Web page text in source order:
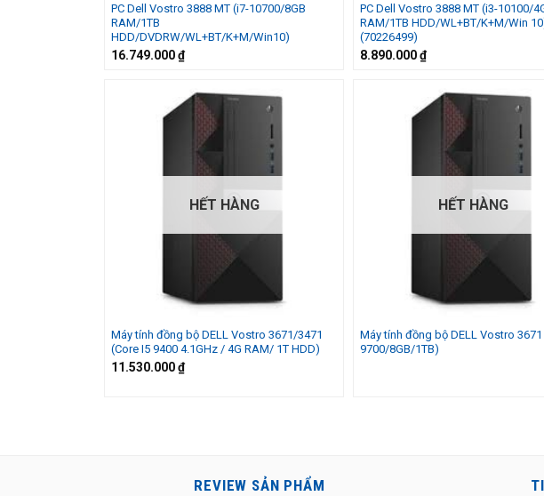
PC Dell Vostro 3888 MT (i7-10700/8GB
RAM/1TB
HDD/DVDRW/WL+BT/K+M/Win10)
16.749.000₫
PC Dell Vostro 3888 MT (i3-10100/
RAM/1TB HDD/WL+BT/K+M/Win
(70226499)
8.890.000₫
HẾT HÀNG
Máy tính đồng bộ DELL Vostro 3671/3471
(Core I5 9400 4.1GHz / 4G RAM/ 1T HDD)
11.530.000₫
HẾT HÀNG
Máy tính đồng bộ DELL Vostro 3671
9700/8GB/1TB)
REVIEW SẢN PHẨM